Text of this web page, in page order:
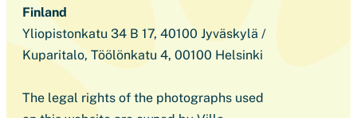
Finland
Yliopistonkatu 34 B 17, 40100 Jyväskylä /
Kuparitalo, Töölönkatu 4, 00100 Helsinki
The legal rights of the photographs used